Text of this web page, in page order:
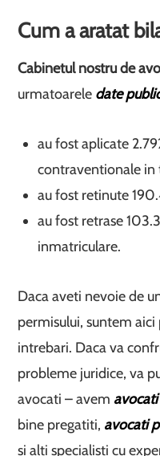
Cum a aratat
Cabinetul nostru de
urmatoarele date
au fost aplicate
contraventionale in
au fost retinute
au fost retrase
inmatriculare.
Daca aveti nevoie de
permisului, suntem
intrebari. Daca va
probleme juridice, va
avocati – avem
bine pregatiti, avocati
si alti specialisti cu